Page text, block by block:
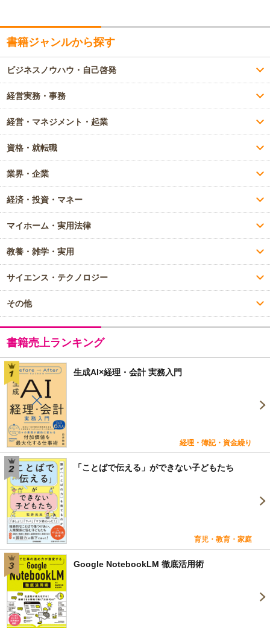
書籍ジャンルから探す
ビジネスノウハウ・自己啓発
経営実務・事務
経営・マネジメント・起業
資格・就転職
業界・企業
経済・投資・マネー
マイホーム・実用法律
教養・雑学・実用
サイエンス・テクノロジー
その他
書籍売上ランキング
生成AI×経理・会計 実務入門
経理・簿記・資金繰り
「ことばで伝える」ができない子どもたち
育児・教育・家庭
Google NotebookLM 徹底活用術